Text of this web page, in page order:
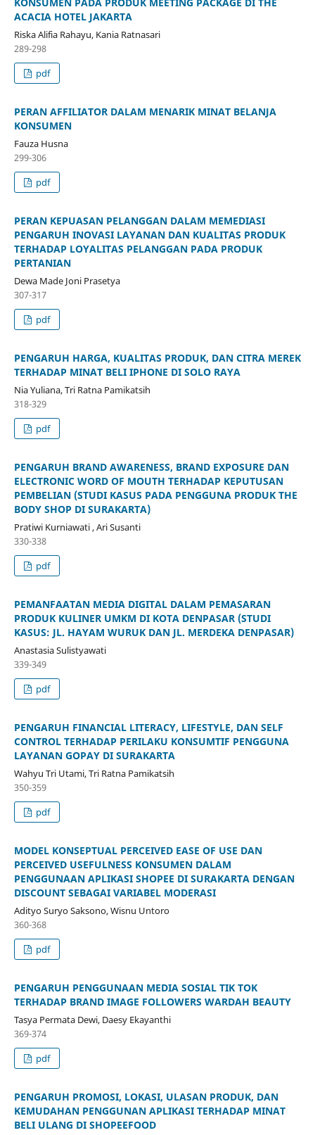
ACACIA HOTEL JAKARTA
Riska Alifia Rahayu, Kania Ratnasari
289-298
pdf
PERAN AFFILIATOR DALAM MENARIK MINAT BELANJA
KONSUMEN
Fauza Husna
299-306
pdf
PERAN KEPUASAN PELANGGAN DALAM MEMEDIASI
PENGARUH INOVASI LAYANAN DAN KUALITAS PRODUK
TERHADAP LOYALITAS PELANGGAN PADA PRODUK
PERTANIAN
Dewa Made Joni Prasetya
307-317
pdf
PENGARUH HARGA, KUALITAS PRODUK, DAN CITRA MEREK
TERHADAP MINAT BELI IPHONE DI SOLO RAYA
Nia Yuliana, Tri Ratna Pamikatsih
318-329
pdf
PENGARUH BRAND AWARENESS, BRAND EXPOSURE DAN
ELECTRONIC WORD OF MOUTH TERHADAP KEPUTUSAN
PEMBELIAN (STUDI KASUS PADA PENGGUNA PRODUK THE
BODY SHOP DI SURAKARTA)
Pratiwi Kurniawati , Ari Susanti
330-338
pdf
PEMANFAATAN MEDIA DIGITAL DALAM PEMASARAN
PRODUK KULINER UMKM DI KOTA DENPASAR (STUDI
KASUS: JL. HAYAM WURUK DAN JL. MERDEKA DENPASAR)
Anastasia Sulistyawati
339-349
pdf
PENGARUH FINANCIAL LITERACY, LIFESTYLE, DAN SELF
CONTROL TERHADAP PERILAKU KONSUMTIF PENGGUNA
LAYANAN GOPAY DI SURAKARTA
Wahyu Tri Utami, Tri Ratna Pamikatsih
350-359
pdf
MODEL KONSEPTUAL PERCEIVED EASE OF USE DAN
PERCEIVED USEFULNESS KONSUMEN DALAM
PENGGUNAAN APLIKASI SHOPEE DI SURAKARTA DENGAN
DISCOUNT SEBAGAI VARIABEL MODERASI
Adityo Suryo Saksono, Wisnu Untoro
360-368
pdf
PENGARUH PENGGUNAAN MEDIA SOSIAL TIK TOK
TERHADAP BRAND IMAGE FOLLOWERS WARDAH BEAUTY
Tasya Permata Dewi, Daesy Ekayanthi
369-374
pdf
PENGARUH PROMOSI, LOKASI, ULASAN PRODUK, DAN
KEMUDAHAN PENGGUNAN APLIKASI TERHADAP MINAT
BELI ULANG DI SHOPEEFOOD